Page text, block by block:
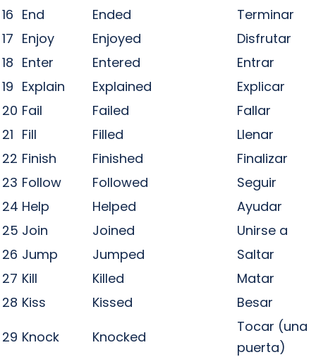
16 End Ended
Terminar
17 Enjoy Enjoyed
Disfrutar
18 Enter Entered
Entrar
19 Explain Explained
Explicar
20 Fail Failed
Fallar
21 Fill Filled
Llenar
22 Finish Finished
Finalizar
23 Follow Followed
Seguir
24 Help Helped
Ayudar
25 Join Joined
Unirse a
26 Jump Jumped
Saltar
27 Kill Killed
Matar
28 Kiss Kissed
Besar
29 Knock Knocked
Tocar (una
puerta)